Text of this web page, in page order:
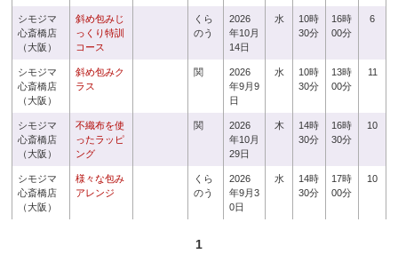
シモジマ
心斎橋店
（大阪）
斜め包みじ
っくり特訓
コース
くら
のう
2026
年10月
14日
水
10時
30分
16時
00分
6
シモジマ
心斎橋店
（大阪）
斜め包みク
ラス
関
2026
年9月9
日
水
10時
30分
13時
00分
11
シモジマ
心斎橋店
（大阪）
不織布を使
ったラッピ
ング
関
2026
年10月
29日
木
14時
30分
16時
30分
10
シモジマ
心斎橋店
（大阪）
様々な包み
アレンジ
くら
のう
2026
年9月3
0日
水
14時
30分
17時
00分
10
1